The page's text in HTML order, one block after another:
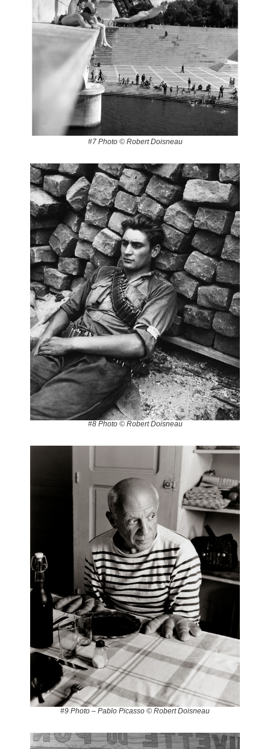
#7 Photo © Robert Doisneau
#8 Photo © Robert Doisneau
#9 Photo – Pablo Picasso © Robert Doisneau